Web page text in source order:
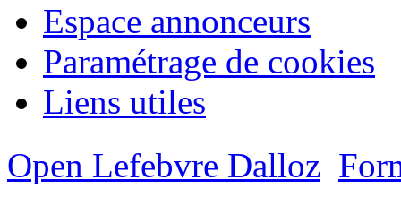
Espace annonceurs
Paramétrage de cookies
Liens utiles
Open Lefebvre Dalloz